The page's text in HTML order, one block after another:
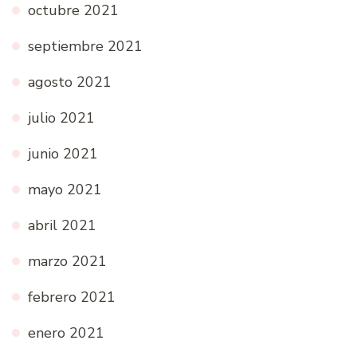
octubre 2021
septiembre 2021
agosto 2021
julio 2021
junio 2021
mayo 2021
abril 2021
marzo 2021
febrero 2021
enero 2021